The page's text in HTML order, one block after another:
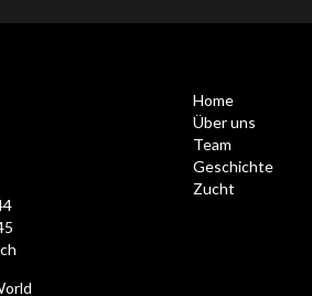
Home
Über uns
Team
Geschichte
Zucht